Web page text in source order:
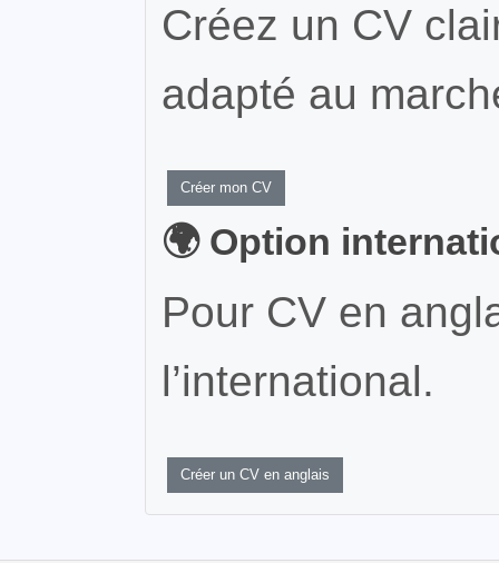
Créez un CV
adapté au
Créer mon CV
🌍 Option
Pour CV en
l’international.
Créer un CV en anglais